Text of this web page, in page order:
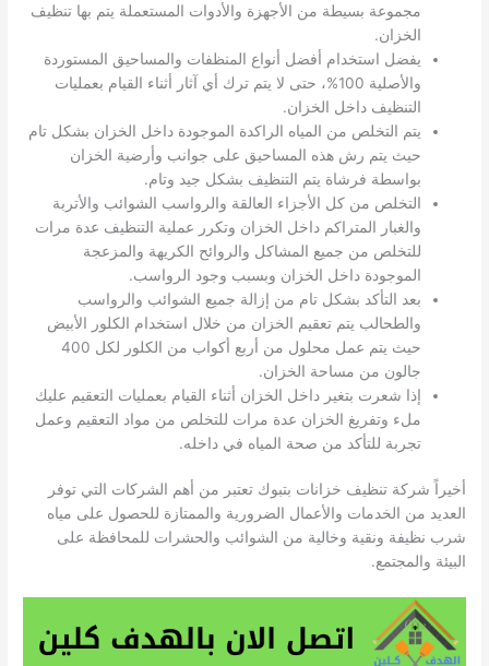
مجموعة بسيطة من الأجهزة والأدوات المستعملة يتم بها تنظيف
الخزان.
يفضل استخدام أفضل أنواع المنظفات والمساحيق المستوردة
والأصلية 100%، حتى لا يتم ترك أي آثار أثناء القيام بعمليات
التنظيف داخل الخزان.
يتم التخلص من المياه الراكدة الموجودة داخل الخزان بشكل تام
حيث يتم رش هذه المساحيق على جوانب وأرضية الخزان
بواسطة فرشاة يتم التنظيف بشكل جيد وتام.
التخلص من كل الأجزاء العالقة والرواسب الشوائب والأتربة
والغبار المتراكم داخل الخزان وتكرر عملية التنظيف عدة مرات
للتخلص من جميع المشاكل والروائح الكريهة والمزعجة
الموجودة داخل الخزان وبسبب وجود الرواسب.
بعد التأكد بشكل تام من إزالة جميع الشوائب والرواسب
والطحالب يتم تعقيم الخزان من خلال استخدام الكلور الأبيض
حيث يتم عمل محلول من أربع أكواب من الكلور لكل 400
جالون من مساحة الخزان.
إذا شعرت بتغير داخل الخزان أثناء القيام بعمليات التعقيم عليك
ملء وتفريغ الخزان عدة مرات للتخلص من مواد التعقيم وعمل
تجربة للتأكد من صحة المياه في داخله.
أخيراً شركة تنظيف خزانات بتبوك تعتبر من أهم الشركات التي توفر
العديد من الخدمات والأعمال الضرورية والممتازة للحصول على مياه
شرب نظيفة ونقية وخالية من الشوائب والحشرات للمحافظة على
البيئة والمجتمع.